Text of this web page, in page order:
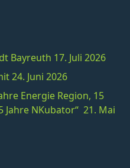
Bayreuth 17. Juli 2026
24. Juni 2026
Energie Region, 15
Jahre NKubator“ 21. Mai